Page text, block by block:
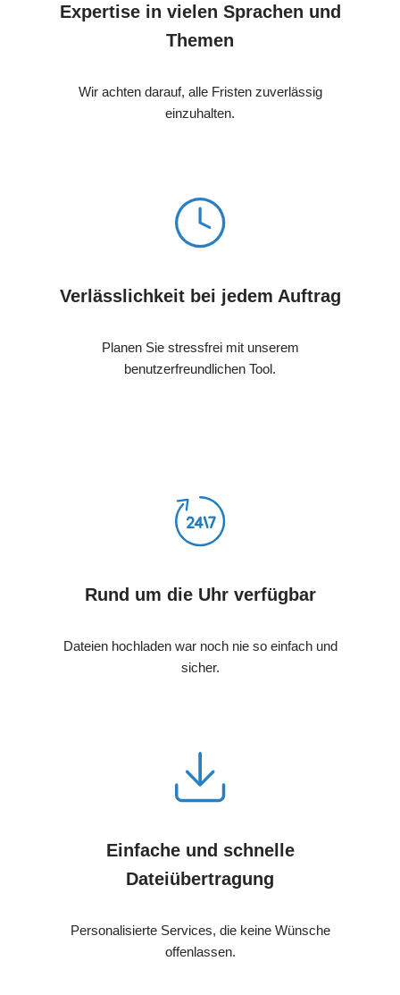
Expertise in vielen Sprachen und
Themen
Wir achten darauf, alle Fristen zuverlässig
einzuhalten.
Verlässlichkeit bei jedem Auftrag
Planen Sie stressfrei mit unserem
benutzerfreundlichen Tool.
Rund um die Uhr verfügbar
Dateien hochladen war noch nie so einfach und
sicher.
Einfache und schnelle
Dateiübertragung
Personalisierte Services, die keine Wünsche
offenlassen.